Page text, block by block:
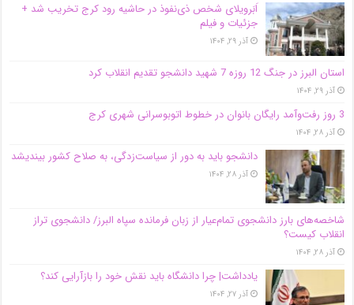
اَبَر‌ویلای شخص ذی‌نفوذ در حاشیه‌ رود کرج تخریب شد +
جزئیات و فیلم
آذر ۲۹, ۱۴۰۴
استان البرز در جنگ 12 روزه 7 شهید دانشجو تقدیم انقلاب کرد
آذر ۲۹, ۱۴۰۴
3 روز رفت‌وآمد رایگان بانوان در خطوط اتوبوسرانی شهری کرج
آذر ۲۸, ۱۴۰۴
دانشجو باید به دور از سیاست‌زدگی، به صلاح کشور بیندیشد
آذر ۲۸, ۱۴۰۴
شاخصه‌های بارز دانشجوی تمام‌عیار از زبان فرمانده سپاه البرز/ دانشجوی تراز
انقلاب کیست؟
آذر ۲۸, ۱۴۰۴
یادداشت| چرا دانشگاه باید نقش خود را بازآرایی کند؟
آذر ۲۷, ۱۴۰۴